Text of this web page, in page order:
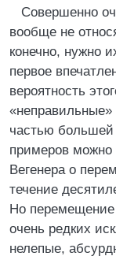
Совершенно
вообще не
конечно, нужно
первое
вероятность
«неправильные»
частью большей
примеров можно
Вегенера о
течение
Но перемещение
очень редких
нелепые,